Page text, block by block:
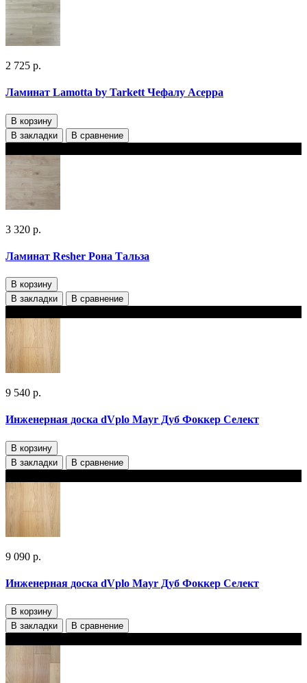
2 725 р.
Ламинат Lamotta by Tarkett Чефалу Асерра
В корзину
В закладки
В сравнение
3 320 р.
Ламинат Resher Рона Тальза
В корзину
В закладки
В сравнение
9 540 р.
Инженерная доска dVplo Mayr Дуб Фоккер‎ Селект
В корзину
В закладки
В сравнение
9 090 р.
Инженерная доска dVplo Mayr Дуб Фоккер‎ Селект
В корзину
В закладки
В сравнение